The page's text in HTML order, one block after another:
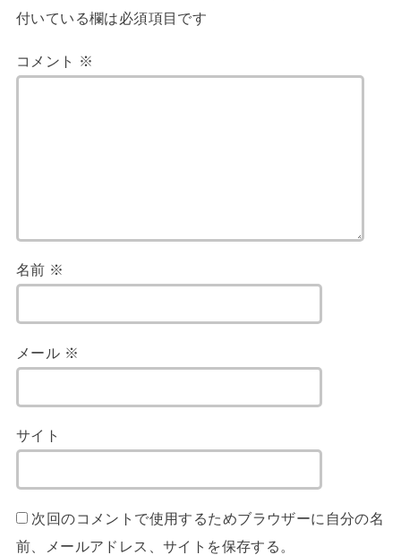
付いている欄は必須項目です
コメント ※
名前 ※
メール ※
サイト
次回のコメントで使用するためブラウザーに自分の名
前、メールアドレス、サイトを保存する。